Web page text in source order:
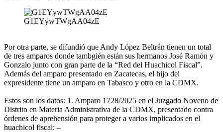
G1EYywTWgAA04zE
Por otra parte, se difundió que Andy López Beltrán tienen un total
de tres amparos donde tambgién están sus hermanos José Ramón y
Gonzalo junto con gran parte de la “Red del Huachicol Fiscal”.
Además del amparo presentado en Zacatecas, el hijo del
expresidente tiene un amparo en Tabasco y otro en la CDMX.
Estos son los datos: 1. Amparo 1728/2025 en el Juzgado Noveno de
Distrito en Materia Administrativa de la CDMX, presentado contra
órdenes de aprehensión para proteger a varios implicados en el
huachicol fiscal: –